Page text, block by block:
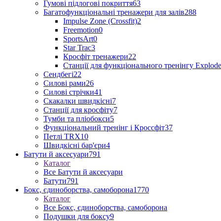
Гумові підлогові покриття63
Багатофункціональні тренажери для залів288
Impulse Zone (Crossfit)2
Freemotion0
SportsArt0
Star Trac3
Кросфіт тренажери22
Станції для функціонального тренінгу Explode
Сендбегі22
Силові рами26
Силові стрічки41
Скакалки швидкісні7
Станції для кросфіту7
Тумби та пліобокси5
Функціональний тренінг і Кроссфіт37
Петлі TRX10
Швидкісні бар'єри4
Батути й аксесуари791
Каталог
Все Батути й аксесуари
Батути791
Бокс, єдиноборства, самоборона1770
Каталог
Все Бокс, єдиноборства, самоборона
Подушки для боксу9